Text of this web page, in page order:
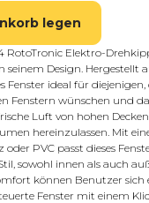
legen
RotoTronic Elektro-
seinem Design. Hergestellt
Fenster ideal für
Fenstern wünschen und
Luft von hohen
hereinzulassen. Mit
PVC passt dieses
sowohl innen als auch
können Benutzer sich
Fenster mit einem